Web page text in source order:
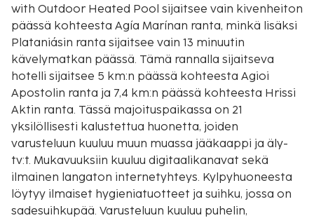
with Outdoor Heated Pool sijaitsee vain kivenheiton
päässä kohteesta Agía Marínan ranta, minkä lisäksi
Plataniásin ranta sijaitsee vain 13 minuutin
kävelymatkan päässä. Tämä rannalla sijaitseva
hotelli sijaitsee 5 km:n päässä kohteesta Agioi
Apostolin ranta ja 7,4 km:n päässä kohteesta Hrissi
Aktin ranta. Tässä majoituspaikassa on 21
yksilöllisesti kalustettua huonetta, joiden
varusteluun kuuluu muun muassa jääkaappi ja äly-
tv:t. Mukavuuksiin kuuluu digitaalikanavat sekä
ilmainen langaton internetyhteys. Kylpyhuoneesta
löytyy ilmaiset hygieniatuotteet ja suihku, jossa on
sadesuihkupää. Varusteluun kuuluu puhelin,